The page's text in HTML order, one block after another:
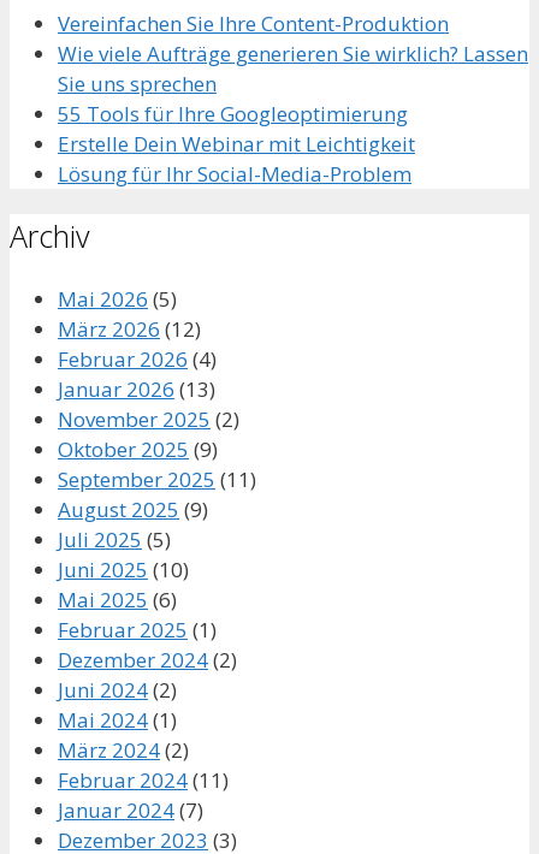
Vereinfachen Sie Ihre Content-Produktion
Wie viele Aufträge generieren Sie wirklich? Lassen
Sie uns sprechen
55 Tools für Ihre Googleoptimierung
Erstelle Dein Webinar mit Leichtigkeit
Lösung für Ihr Social-Media-Problem
Archiv
Mai 2026 (5)
März 2026 (12)
Februar 2026 (4)
Januar 2026 (13)
November 2025 (2)
Oktober 2025 (9)
September 2025 (11)
August 2025 (9)
Juli 2025 (5)
Juni 2025 (10)
Mai 2025 (6)
Februar 2025 (1)
Dezember 2024(2)
Juni 2024(2)
Mai 2024(1)
März 2024(2)
Februar 2024(11)
Januar 2024(7)
Dezember 2023 (3)